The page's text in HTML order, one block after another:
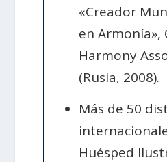
«Creador
en Armonía»,
Harmony
(Rusia, 2008).
Más de 50
Huésped